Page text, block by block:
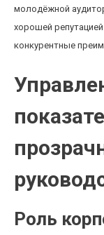
молодёжной
хорошей
конкурентные
Роль